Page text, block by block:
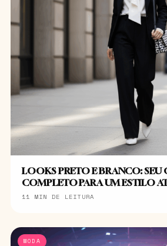
LOOKS PRETO E BRANCO: SEU
COMPLETO PARA UM ESTILO
11 MIN DE LEITURA
MODA